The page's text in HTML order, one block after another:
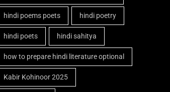
hindi poems poets hindi poetry
hindi poets hindi sahitya
how to prepare hindi literature optional
Kabir Kohinoor 2025